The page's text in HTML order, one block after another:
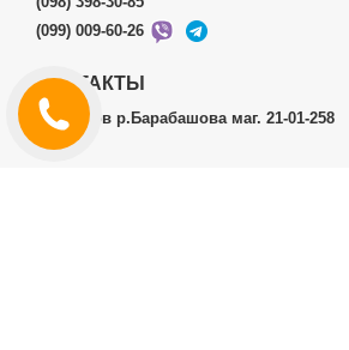
(099) 009-60-26
КОНТАКТЫ
г.Харьков р.Барабашова маг. 21-01-258